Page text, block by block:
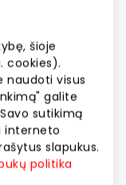
šioje
cookies).
naudoti visus
galite
sutikimą
interneto
slapukus.
politika
Jūsų